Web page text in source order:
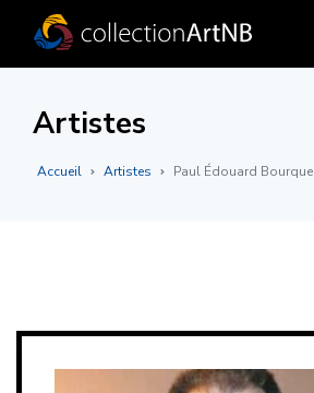
Artistes
Accueil Artistes Paul Édouard Bourque